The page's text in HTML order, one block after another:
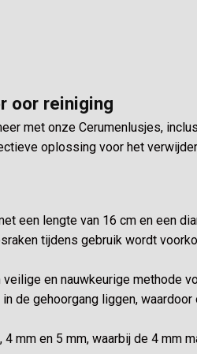
oor reiniging
met onze Cerumenlusjes,
oplossing voor het
een lengte van 16 cm en een
tijdens gebruik wordt
en nauwkeurige methode
de gehoorgang liggen, waardoor
4 mm en 5 mm, waarbij de 4 mm